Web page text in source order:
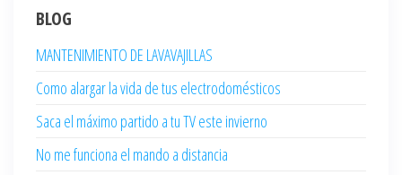
BLOG
MANTENIMIENTO DE LAVAVAJILLAS
Como alargar la vida de tus electrodomésticos
Saca el máximo partido a tu TV este invierno
No me funciona el mando a distancia